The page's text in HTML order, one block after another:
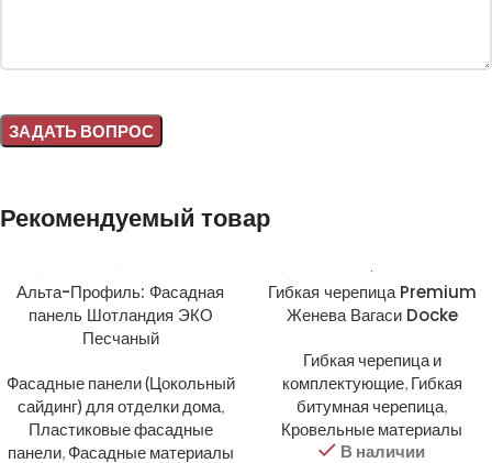
Рекомендуемый товар
Альта-Профиль: Фасадная
панель Шотландия ЭКО
Песчаный
Фасадные панели (Цокольный
сайдинг) для отделки дома,
Пластиковые фасадные
панели, Фасадные материалы
Гибкая черепица Premium
Женева Вагаси Docke
Гибкая черепица и
комплектующие, Гибкая
битумная черепица,
Кровельные материалы
В наличии